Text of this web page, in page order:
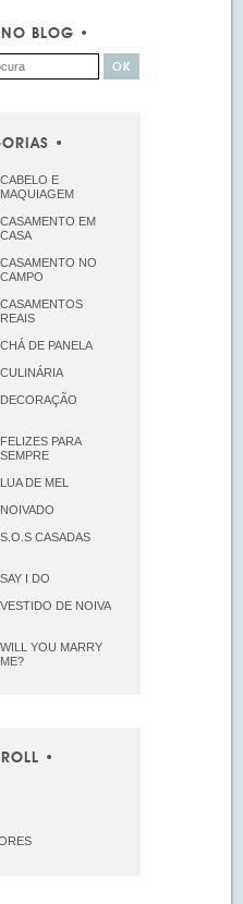
NO BLOG
CABELO E
MAQUIAGEM
CASAMENTO EM
CASA
CASAMENTO NO
CAMPO
CASAMENTOS
REAIS
CHÁ DE PANELA
CULINÁRIA
DECORAÇÃO
FELIZES PARA
SEMPRE
LUA DE MEL
NOIVADO
S.O.S CASADAS
SAY I DO
VESTIDO DE NOIVA
WILL YOU MARRY
ME?